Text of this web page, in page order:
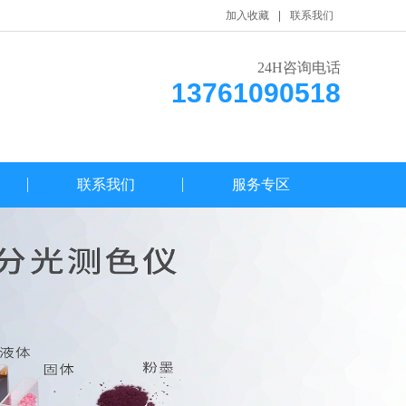
加入收藏 联系我们
24H咨询电话
13761090518
联系我们 服务专区